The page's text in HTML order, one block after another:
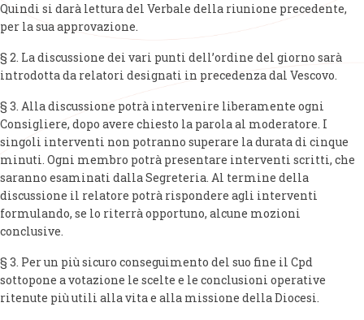
Quindi si darà lettura del Verbale della riunione precedente,
per la sua approvazione.
§ 2. La discussione dei vari punti dell’ordine del giorno sarà
introdotta da relatori designati in precedenza dal Vescovo.
§ 3. Alla discussione potrà intervenire liberamente ogni
Consigliere, dopo avere chiesto la parola al moderatore. I
singoli interventi non potranno superare la durata di cinque
minuti. Ogni membro potrà presentare interventi scritti, che
saranno esaminati dalla Segreteria. Al termine della
discussione il relatore potrà rispondere agli interventi
formulando, se lo riterrà opportuno, alcune mozioni
conclusive.
§ 3. Per un più sicuro conseguimento del suo fine il Cpd
sottopone a votazione le scelte e le conclusioni operative
ritenute più utili alla vita e alla missione della Diocesi.